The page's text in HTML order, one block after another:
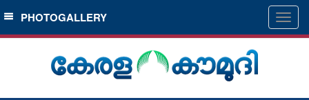
SECTIONS
HOME
PHOTOGALLERY